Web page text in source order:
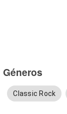
Géneros
Classic Rock